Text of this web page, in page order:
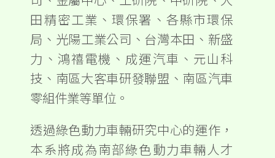
田精密工業、環保署、各縣市環保
局、光陽工業公司、台灣本田、新盛
力、鴻禧電機、成運汽車、元山科
技、南區大客車研發聯盟、南區汽車
零組件業等單位。
透過綠色動力車輛研究中心的運作，
本系將成為南部綠色動力車輛人才